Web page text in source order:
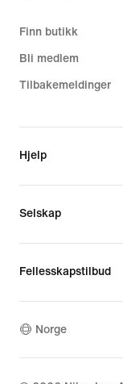
Finn butikk
Bli medlem
Tilbakemeldinger
Hjelp
Selskap
Fellesskapstilbud
Norge